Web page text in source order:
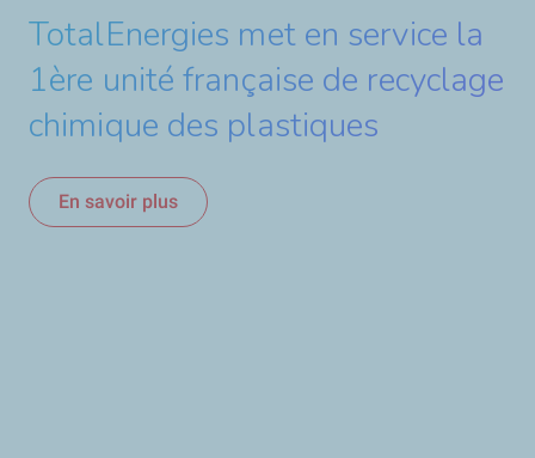
TotalEnergies met en service la
1ère unité française de recyclage
chimique des plastiques
En savoir plus
En savoir plus